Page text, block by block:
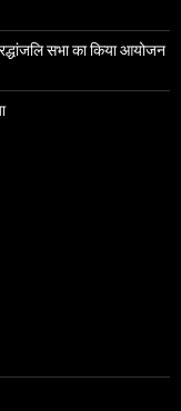
सभा का किया आयोजन